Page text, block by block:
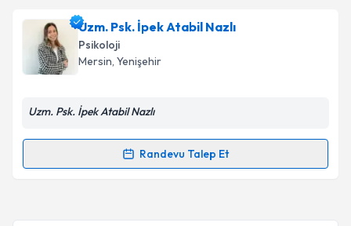
Klinik Psikolog Fatoş Efeiçin randevu takvimi talebi
oluşturun. Size bu uzmandan randevu almanız için bir
takvim hazırlandığında e-posta ile bilgilendireceğiz.
Kişisel verilerimin işlenmesine ilişkinAydınlatma
Uzm. Psk. İpek Atabil Nazlı
Psikoloji
Mersin, Yenişehir
Uzm. Psk. İpek Atabil Nazlı
Randevu Talep Et
Randevu Takvimi Talebi